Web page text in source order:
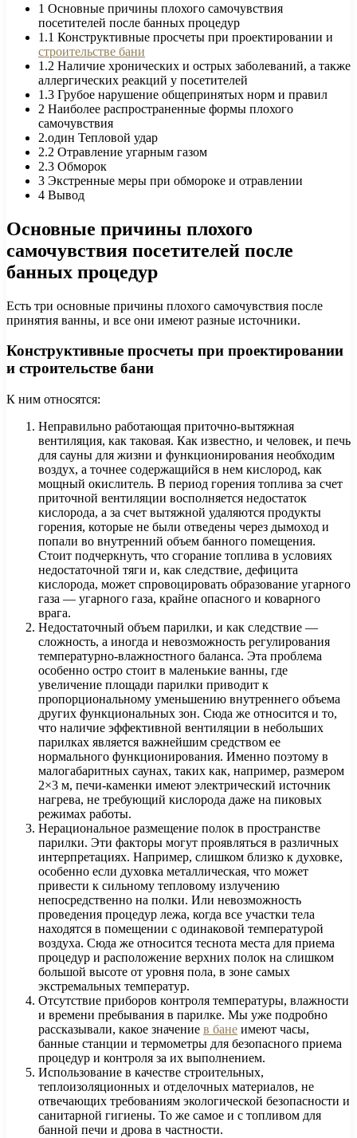
1 Основные причины плохого самочувствия
посетителей после банных процедур
1.1 Конструктивные просчеты при проектировании и
строительстве бани
1.2 Наличие хронических и острых заболеваний, а также
аллергических реакций у посетителей
1.3 Грубое нарушение общепринятых норм и правил
2 Наиболее распространенные формы плохого
самочувствия
2.один Тепловой удар
2.2 Отравление угарным газом
2.3 Обморок
3 Экстренные меры при обмороке и отравлении
4 Вывод
Основные причины плохого
самочувствия посетителей после
банных процедур
Есть три основные причины плохого самочувствия после
принятия ванны, и все они имеют разные источники.
Конструктивные просчеты при проектировании
и строительстве бани
К ним относятся:
Неправильно работающая приточно-вытяжная
вентиляция, как таковая. Как известно, и человек, и печь
для сауны для жизни и функционирования необходим
воздух, а точнее содержащийся в нем кислород, как
мощный окислитель. В период горения топлива за счет
приточной вентиляции восполняется недостаток
кислорода, а за счет вытяжной удаляются продукты
горения, которые не были отведены через дымоход и
попали во внутренний объем банного помещения.
Стоит подчеркнуть, что сгорание топлива в условиях
недостаточной тяги и, как следствие, дефицита
кислорода, может спровоцировать образование угарного
газа — угарного газа, крайне опасного и коварного
врага.
Недостаточный объем парилки, и как следствие —
сложность, а иногда и невозможность регулирования
температурно-влажностного баланса. Эта проблема
особенно остро стоит в маленькие ванны, где
увеличение площади парилки приводит к
пропорциональному уменьшению внутреннего объема
других функциональных зон. Сюда же относится и то,
что наличие эффективной вентиляции в небольших
парилках является важнейшим средством ее
нормального функционирования. Именно поэтому в
малогабаритных саунах, таких как, например, размером
2×3 м, печи-каменки имеют электрический источник
нагрева, не требующий кислорода даже на пиковых
режимах работы.
Нерациональное размещение полок в пространстве
парилки. Эти факторы могут проявляться в различных
интерпретациях. Например, слишком близко к духовке,
особенно если духовка металлическая, что может
привести к сильному тепловому излучению
непосредственно на полки. Или невозможность
проведения процедур лежа, когда все участки тела
находятся в помещении с одинаковой температурой
воздуха. Сюда же относится теснота места для приема
процедур и расположение верхних полок на слишком
большой высоте от уровня пола, в зоне самых
экстремальных температур.
Отсутствие приборов контроля температуры, влажности
и времени пребывания в парилке. Мы уже подробно
рассказывали, какое значение в бане имеют часы,
банные станции и термометры для безопасного приема
процедур и контроля за их выполнением.
Использование в качестве строительных,
теплоизоляционных и отделочных материалов, не
отвечающих требованиям экологической безопасности и
санитарной гигиены. То же самое и с топливом для
банной печи и дрова в частности.